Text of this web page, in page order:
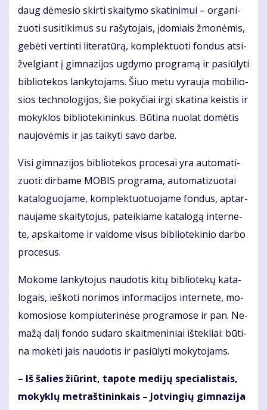
daug dė­me­sio skir­ti skai­ty­mo ska­ti­ni­mui – or­ga­ni­
zuo­ti su­si­ti­ki­mus su ra­šy­to­jais, įdo­miais žmo­nė­mis,
ge­bė­ti ver­tin­ti li­te­ra­tū­rą, kom­plek­tuo­ti fon­dus at­si­
žvel­giant į gim­na­zi­jos ug­dy­mo pro­gra­mą ir pa­siū­ly­ti
bib­lio­te­kos lan­ky­to­jams. Šiuo me­tu vy­rau­ja mo­bi­lio­
sios tech­no­lo­gi­jos, šie po­ky­čiai ir­gi ska­ti­na keis­tis ir
mo­kyk­los bib­lio­te­ki­nin­kus. Bū­ti­na nuo­lat do­mė­tis
nau­jo­vė­mis ir jas tai­ky­ti sa­vo dar­be.
Vi­si gim­na­zi­jos bib­lio­te­kos pro­ce­sai yra au­to­ma­ti­
zuo­ti: dir­ba­me MO­BIS pro­gra­ma, au­to­ma­ti­zuo­tai
ka­ta­lo­guo­ja­me, kom­plek­tuo­tuo­ja­me fon­dus, ap­tar­
nau­ja­me skai­ty­to­jus, pa­tei­kia­me ka­ta­lo­gą in­ter­ne­
te, ap­skai­to­me ir val­do­me vi­sus bib­lio­te­ki­nio dar­bo
pro­ce­sus.
Mo­ko­me lan­ky­to­jus nau­do­tis ki­tų bib­lio­te­kų ka­ta­
lo­gais, ieš­ko­ti no­ri­mos in­for­ma­ci­jos in­ter­ne­te, mo­
ko­mo­sio­se kom­piu­te­ri­nė­se pro­gra­mo­se ir pan. Ne­
ma­žą da­lį fon­do su­da­ro skait­me­ni­niai iš­tek­liai: bū­ti­
na mo­kė­ti jais nau­do­tis ir pa­siū­ly­ti mo­ky­to­jams.
– Iš ša­lies žiū­rint, ta­po­te me­di­jų spe­cia­lis­tais,
mo­kyk­lų met­raš­ti­nin­kais – Jot­vin­gių gim­na­zi­ja